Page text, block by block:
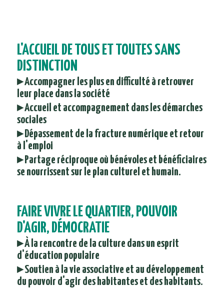
L'ACCUEIL DE TOUS ET TOUTES SANS
DISTINCTION
▸ Accompagner les plus en difficulté à retrouver
leur place dans la société
▸ Accueil et accompagnement dans les démarches
sociales
▸ Dépassement de la fracture numérique et retour
à l'emploi
▸ Partage réciproque où bénévoles et bénéficiaires
se nourrissent sur le plan culturel et humain.
FAIRE VIVRE LE QUARTIER, POUVOIR
D'AGIR, DÉMOCRATIE
▸ À la rencontre de la culture dans un esprit
d'éducation populaire
▸ Soutien à la vie associative et au développement
du pouvoir d'agir des habitantes et des habitants.